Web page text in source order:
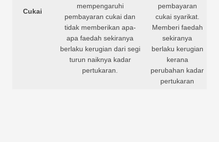
Cukai
mempengaruhi
pembayaran cukai dan
tidak memberikan apa-
apa faedah sekiranya
berlaku kerugian dari segi
turun naiknya kadar
pertukaran.
pembayaran
cukai syarikat.
Memberi faedah
sekiranya
berlaku kerugian
kerana
perubahan kadar
pertukaran